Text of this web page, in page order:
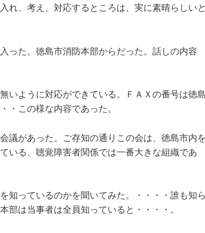
れ、考え、対応するところは、実に素晴らしいと
った。徳島市消防本部からだった。話しの内容
いように対応ができている。ＦＡＸの番号は徳島
・この様な内容であった。
議があった。ご存知の通りこの会は、徳島市内を
いる、聴覚障害者関係では一番大きな組織であ
知っているのかを聞いてみた。・・・・誰も知ら
は当事者は全員知っていると・・・・。